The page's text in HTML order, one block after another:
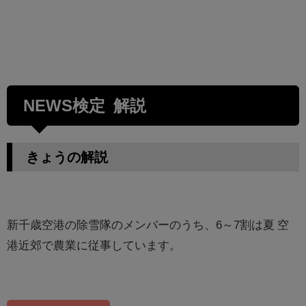
NEWS検定 解説
きょうの解説
新千歳空港の除雪隊のメンバーのうち、6～7割は夏 空
港近郊で農業に従事しています。